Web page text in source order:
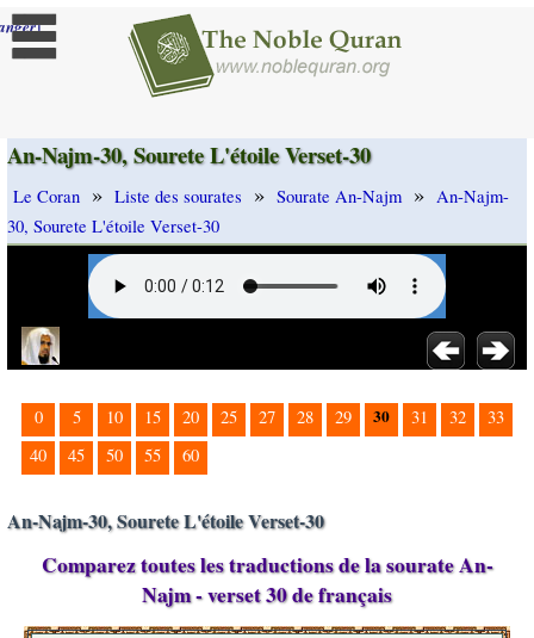
]
An-Najm-30, Sourete L'étoile Verset-30
Le Coran » Liste des sourates » Sourate An-Najm » An-Najm-
30, Sourete L'étoile Verset-30
0 5 10 15 20 25 27 28 29 30 31 32
33
40
45 50 55 60
An-Najm-30, Sourete L'étoile Verset-30
Comparez toutes les traductions de la sourate An-
Najm - verset 30 de français